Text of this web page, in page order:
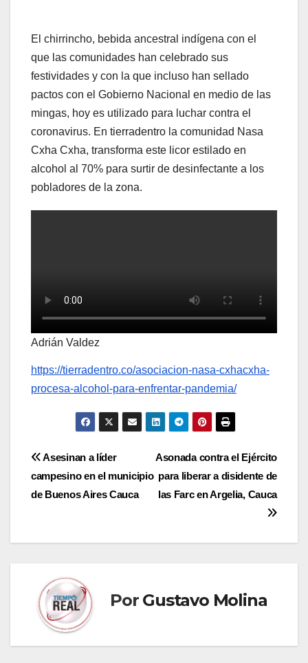
El chirrincho, bebida ancestral indígena con el
que las comunidades han celebrado sus
festividades y con la que incluso han sellado
pactos con el Gobierno Nacional en medio de las
mingas, hoy es utilizado para luchar contra el
coronavirus. En tierradentro la comunidad Nasa
Cxha Cxha, transforma este licor estilado en
alcohol al 70% para surtir de desinfectante a los
pobladores de la zona.
Adrián Valdez
https://tierradentro.co/asociacion-nasa-cxhacxha-
procesa-alcohol-para-enfrentar-pandemia/
Navegación
de
Asonada contra el Ejército
para liberar a disidente de
las Farc en Argelia, Cauca
Asesinan a líder
campesino en el municipio
de Buenos Aires Cauca
Por Gustavo Molina